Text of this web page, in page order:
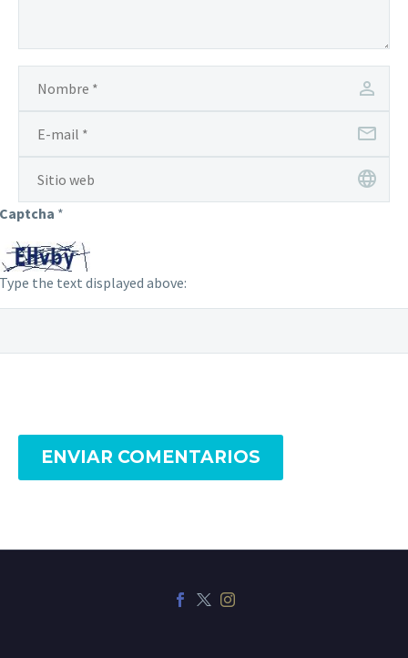
Captcha *
Type the text displayed above:
ENVIAR COMENTARIOS